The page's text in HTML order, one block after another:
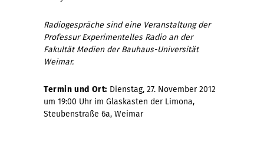
Radiogespräche sind eine Veranstaltung der
Professur Experimentelles Radio an der
Fakultät Medien der Bauhaus-Universität
Weimar.
Termin und Ort: Dienstag, 27. November 2012
um 19:00 Uhr im Glaskasten der Limona,
Steubenstraße 6a, Weimar